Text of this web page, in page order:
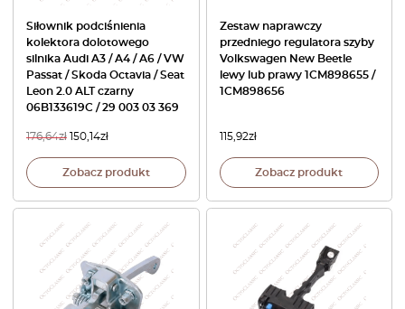
Siłownik podciśnienia
kolektora dolotowego
silnika Audi A3 / A4 / A6 / VW
Passat / Skoda Octavia / Seat
Leon 2.0 ALT czarny
06B133619C / 29 003 03 369
176,64zł 150,14zł
Zobacz produkt
Zestaw naprawczy
przedniego regulatora szyby
Volkswagen New Beetle
lewy lub prawy 1CM898655 /
1CM898656
115,92zł
Zobacz produkt